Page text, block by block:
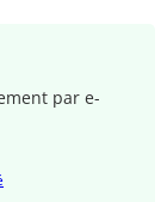
par e-